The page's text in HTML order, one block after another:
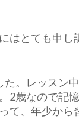
はとても申し
。レッスン
2歳なので記
て、年少から